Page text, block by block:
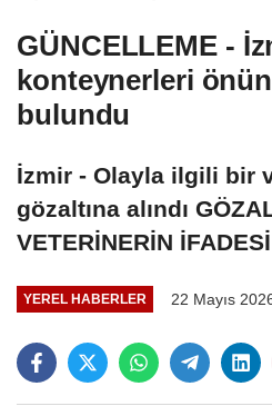
GÜNCELLEME -
konteynerleri
bulundu
İzmir - Olayla ilgili bir
gözaltına alındı
VETERİNERİN
YEREL HABERLER 22 Mayıs